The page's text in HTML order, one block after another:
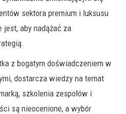
sektora premium i luksusu
jest, aby nadążać za
z bogatym doświadczeniem w
dostarcza wiedzy na temat
szkolenia zespołów i
są nieocenione, a wybór